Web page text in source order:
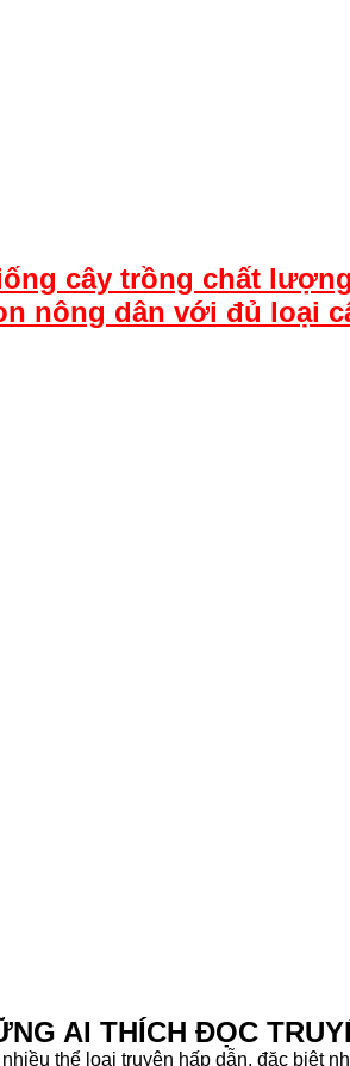
cây trồng chất
nông dân với đủ loại
AI THÍCH ĐỌC
thể loại truyện hấp dẫn, đặc biệt